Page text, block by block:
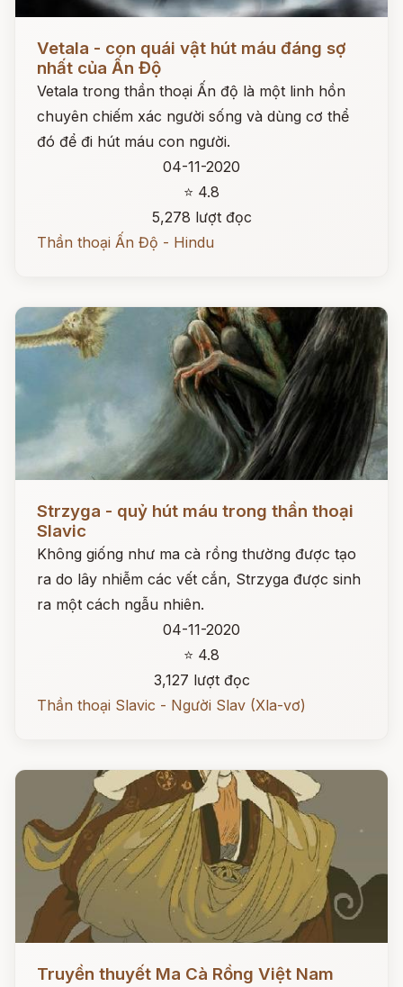
Vetala - con quái vật hút máu đáng sợ
nhất của Ấn Độ
Vetala trong thần thoại Ấn độ là một linh hồn
chuyên chiếm xác người sống và dùng cơ thể
đó để đi hút máu con người.
04-11-2020
⭐ 4.8
5,278 lượt đọc
Thần thoại Ấn Độ - Hindu
Strzyga - quỷ hút máu trong thần thoại
Slavic
Không giống như ma cà rồng thường được tạo
ra do lây nhiễm các vết cắn, Strzyga được sinh
ra một cách ngẫu nhiên.
04-11-2020
⭐ 4.8
3,127 lượt đọc
Thần thoại Slavic - Người Slav (Xla-vơ)
Đọc ngay
Truyền thuyết Ma Cà Rồng Việt Nam